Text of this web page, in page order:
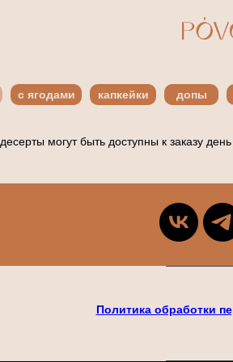
капкейки допы
с ягодами
десерты могут быть доступны к заказу
Политика обработки